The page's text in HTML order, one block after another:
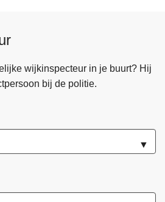
wijkinspecteur in je buurt? Hij
bij de politie.
▼